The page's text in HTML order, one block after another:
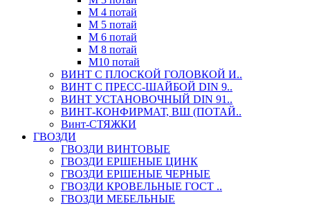
М 4 потай
М 5 потай
М 6 потай
М 8 потай
М10 потай
ВИНТ С ПЛОСКОЙ ГОЛОВКОЙ И..
ВИНТ С ПРЕСС-ШАЙБОЙ DIN 9..
ВИНТ УСТАНОВОЧНЫЙ DIN 91..
ВИНТ-КОНФИРМАТ, ВШ (ПОТАЙ..
Винт-СТЯЖКИ
ГВОЗДИ
ГВОЗДИ ВИНТОВЫЕ
ГВОЗДИ ЕРШЕНЫЕ ЦИНК
ГВОЗДИ ЕРШЕНЫЕ ЧЕРНЫЕ
ГВОЗДИ КРОВЕЛЬНЫЕ ГОСТ ..
ГВОЗДИ МЕБЕЛЬНЫЕ